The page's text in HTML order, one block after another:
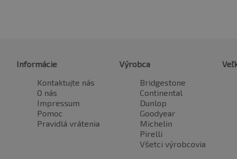
Informácie
Kontaktujte nás
O nás
Impressum
Pomoc
Pravidlá vrátenia
Výrobca
Bridgestone
Continental
Dunlop
Goodyear
Michelin
Pirelli
Všetci výrobcovia